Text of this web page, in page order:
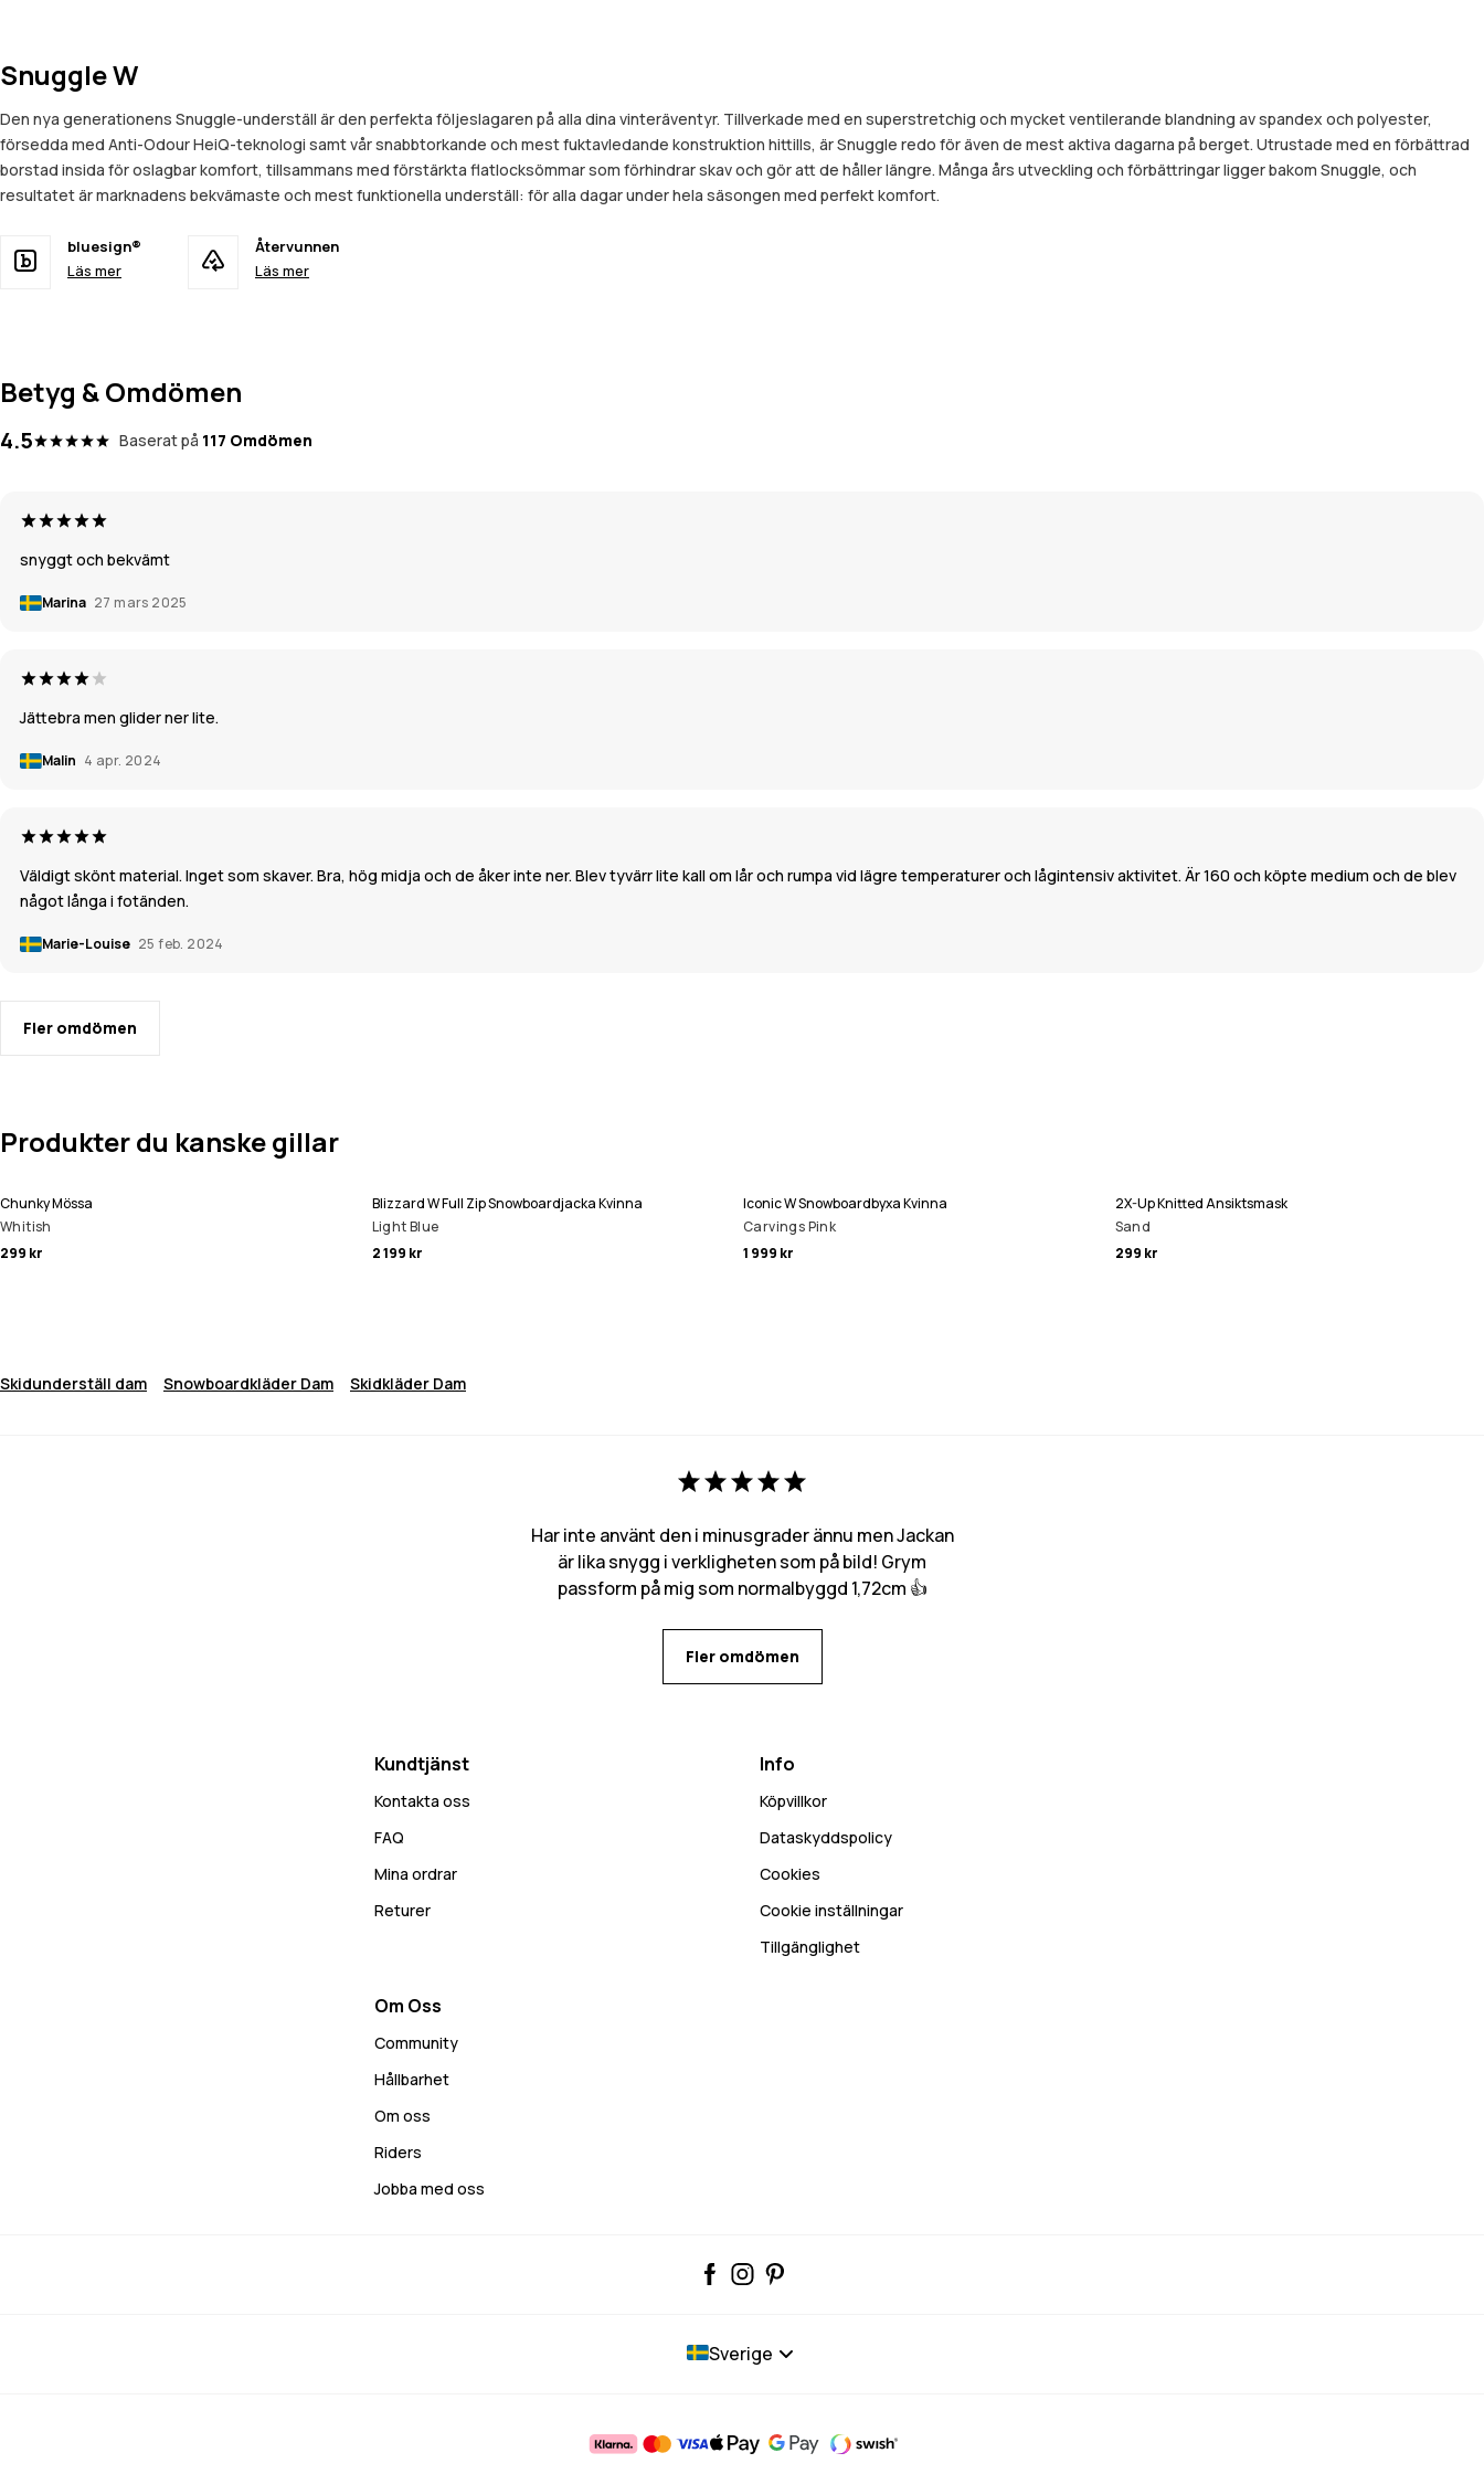
Snuggle W
Den nya generationens Snuggle-underställ är den perfekta följeslagaren på alla dina vinteräventyr. Tillverkade med en superstretchig och mycket ventilerande blandning av spandex och polyester,
försedda med Anti-Odour HeiQ-teknologi samt vår snabbtorkande och mest fuktavledande konstruktion hittills, är Snuggle redo för även de mest aktiva dagarna på berget. Utrustade med en förbättrad
borstad insida för oslagbar komfort, tillsammans med förstärkta flatlocksömmar som förhindrar skav och gör att de håller längre. Många års utveckling och förbättringar ligger bakom Snuggle, och
resultatet är marknadens bekvämaste och mest funktionella underställ: för alla dagar under hela säsongen med perfekt komfort.
bluesign®
Läs mer
Återvunnen
Läs mer
Betyg & Omdömen
4.5 Baserat på 117 Omdömen
snyggt och bekvämt
Marina 27 mars 2025
Jättebra men glider ner lite.
Malin 4 apr. 2024
Väldigt skönt material. Inget som skaver. Bra, hög midja och de åker inte ner. Blev tyvärr lite kall om lår och rumpa vid lägre temperaturer och lågintensiv aktivitet. Är 160 och köpte medium och de blev
något långa i fotänden.
Marie-Louise 25 feb. 2024
Fler omdömen
Produkter du kanske gillar
Chunky Mössa
Whitish
299 kr
Blizzard W Full Zip Snowboardjacka Kvinna
Light Blue
2 199 kr
Iconic W Snowboardbyxa Kvinna
Carvings Pink
1 999 kr
2X-Up Knitted Ansiktsmask
Sand
299 kr
Skidunderställ dam Snowboardkläder Dam Skidkläder Dam
Har inte använt den i minusgrader ännu men Jackan
är lika snygg i verkligheten som på bild! Grym
passform på mig som normalbyggd 1,72cm 👍
Fler omdömen
Kundtjänst
Kontakta oss
FAQ
Mina ordrar
Returer
Info
Köpvillkor
Dataskyddspolicy
Cookies
Cookie inställningar
Tillgänglighet
Om Oss
Community
Hållbarhet
Om oss
Riders
Jobba med oss
Sverige